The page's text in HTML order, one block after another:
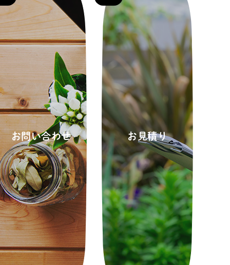
お問い合わせ お見積り